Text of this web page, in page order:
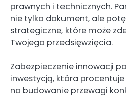
prawnych i technicznych.
nie tylko dokument, ale
strategiczne, które może
Twojego przedsięwzięcia.
Zabezpieczenie innowacji
inwestycją, która
na budowanie przewagi